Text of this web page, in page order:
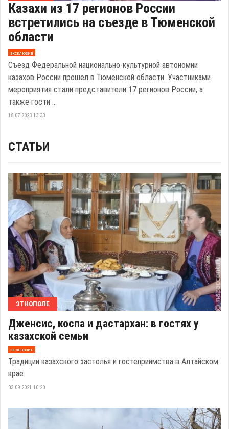
Казахи из 17 регионов России
встретились на съезде в Тюменской
области
эксклюзив
Съезд Федеральной национально-культурной автономии
казахов России прошел в Тюменской области. Участниками
мероприятия стали представители 17 регионов России, а
также гости ...
18.07.2023 13:33
СТАТЬИ
ЭТНОПОЛЕ
Дженсис, коспа и дастархан: в гостях у
казахской семьи
эксклюзив
Традиции казахского застолья и гостеприимства в Алтайском
крае
03.09.2021 10:20